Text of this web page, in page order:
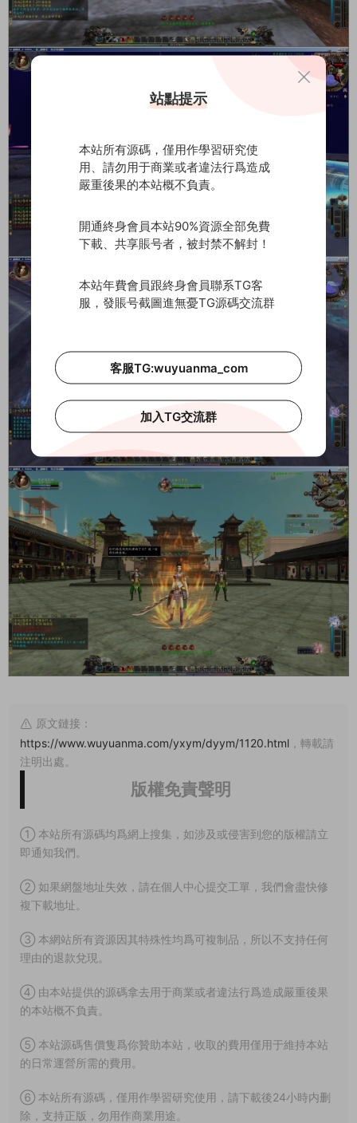
原文鏈接：
https://www.wuyuanma.com/yxym/dyym/1120.html ，轉載請
注明出處。
版權免責聲明
① 本站所有源碼均爲網上搜集，如涉及或侵害到您的版權請立
即通知我們。
② 如果網盤地址失效，請在個人中心提交工單，我們會盡快修
複下載地址。
③ 本網站所有資源因其特殊性均爲可複制品，所以不支持任何
理由的退款兌現。
④ 由本站提供的源碼拿去用于商業或者違法行爲造成嚴重後果
的本站概不負責。
⑤ 本站源碼售價隻爲你贊助本站，收取的費用僅用于維持本站
的日常運營所需的費用。
⑥ 本站所有源碼，僅用作學習研究使用，請下載後24小時内删
除，支持正版，勿用作商業用途。
站點提示
本站所有源碼，僅用作學習研究使
用、請勿用于商業或者違法行爲造成
嚴重後果的本站概不負責。
開通終身會員本站90%資源全部免費
下載、共享賬号者，被封禁不解封！
本站年費會員跟終身會員聯系TG客
服，發賬号截圖進無憂TG源碼交流群
客服TG:wuyuanma_com
加入TG交流群